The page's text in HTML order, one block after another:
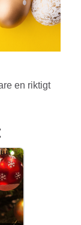
en riktigt